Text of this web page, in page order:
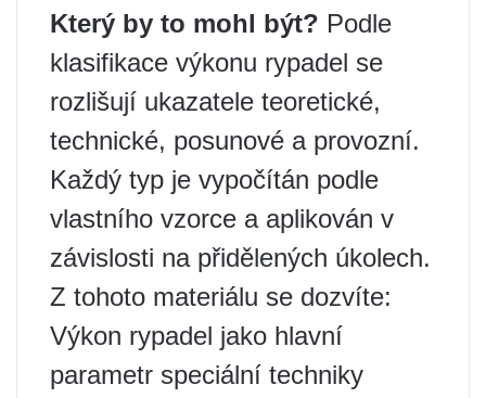
Který by to mohl být? Podle
klasifikace výkonu rypadel se
rozlišují ukazatele teoretické,
technické, posunové a provozní.
Každý typ je vypočítán podle
vlastního vzorce a aplikován v
závislosti na přidělených úkolech.
Z tohoto materiálu se dozvíte:
Výkon rypadel jako hlavní
parametr speciální techniky